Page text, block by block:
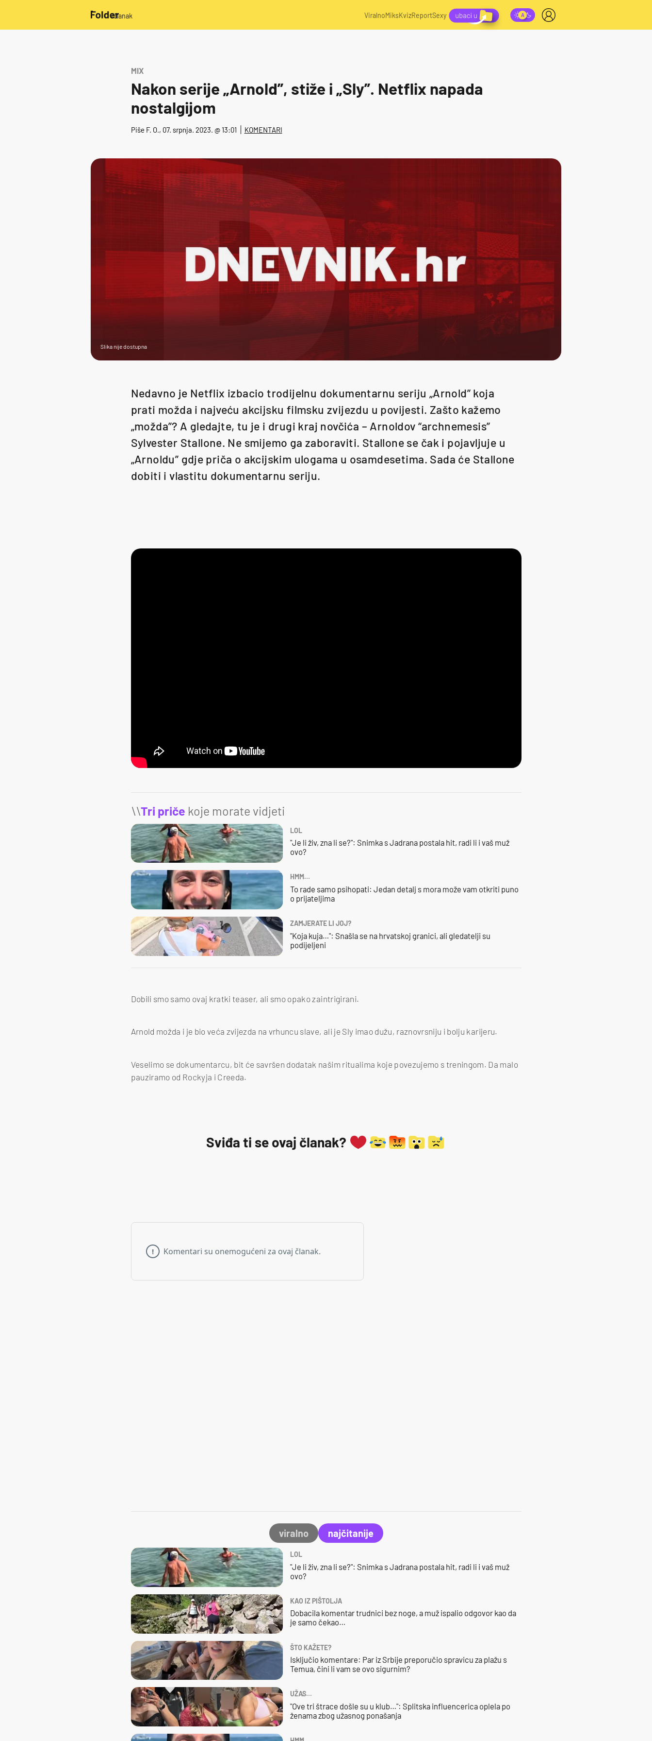
/članak ViralnoMiksKvizReportSexy
MIX
Nakon serije „Arnold”, stiže i „Sly”. Netflix napada
nostalgijom
Piše F. O., 07. srpnja. 2023. @ 13:01 KOMENTARI
Slika nije dostupna
Nedavno je Netflix izbacio trodijelnu dokumentarnu seriju „Arnold” koja
prati možda i najveću akcijsku filmsku zvijezdu u povijesti. Zašto kažemo
„možda”? A gledajte, tu je i drugi kraj novčića – Arnoldov “archnemesis”
Sylvester Stallone. Ne smijemo ga zaboraviti. Stallone se čak i pojavljuje u
„Arnoldu” gdje priča o akcijskim ulogama u osamdesetima. Sada će Stallone
dobiti i vlastitu dokumentarnu seriju.
\\Tri priče koje morate vidjeti
LOL
"Je li živ, zna li se?": Snimka s Jadrana postala hit, radi li i vaš muž
ovo?
HMM…
To rade samo psihopati: Jedan detalj s mora može vam otkriti puno
o prijateljima
ZAMJERATE LI JOJ?
"Koja kuja…": Snašla se na hrvatskoj granici, ali gledatelji su
podijeljeni
Dobili smo samo ovaj kratki teaser, ali smo opako zaintrigirani.
Arnold možda i je bio veća zvijezda na vrhuncu slave, ali je Sly imao dužu, raznovrsniju i bolju karijeru.
Veselimo se dokumentarcu, bit će savršen dodatak našim ritualima koje povezujemo s treningom. Da malo
pauziramo od Rockyja i Creeda.
Sviđa ti se ovaj članak?
! Komentari su onemogućeni za ovaj članak.
viralno najčitanije
LOL
"Je li živ, zna li se?": Snimka s Jadrana postala hit, radi li i vaš muž
ovo?
KAO IZ PIŠTOLJA
Dobacila komentar trudnici bez noge, a muž ispalio odgovor kao da
je samo čekao…
ŠTO KAŽETE?
Isključio komentare: Par iz Srbije preporučio spravicu za plažu s
Temua, čini li vam se ovo sigurnim?
UŽAS…
"Ove tri štrace došle su u klub…": Splitska influencerica oplela po
ženama zbog užasnog ponašanja